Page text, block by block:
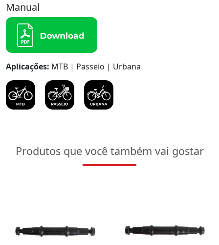
Manual
Aplicações: MTB | Passeio | Urbana
Produtos que você também vai gostar